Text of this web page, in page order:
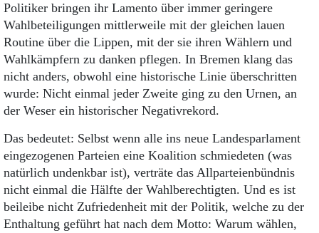
Start
Wer wir sind
Aktuelle Ausgabe
Abonnenten-Login
Abonnent werden
Abo Prämien
Archiv
Kontakt
Impressum
Datenschutz
Politiker bringen ihr Lamento über immer geringere
Wahlbeteiligungen mittlerweile mit der gleichen lauen
Routine über die Lippen, mit der sie ihren Wählern und
Wahlkämpfern zu danken pflegen. In Bremen klang das
nicht anders, obwohl eine historische Linie überschritten
wurde: Nicht einmal jeder Zweite ging zu den Urnen, an
der Weser ein historischer Negativrekord.
Das bedeutet: Selbst wenn alle ins neue Landesparlament
eingezogenen Parteien eine Koalition schmiedeten (was
natürlich undenkbar ist), verträte das Allparteienbündnis
nicht einmal die Hälfte der Wahlberechtigten. Und es ist
beileibe nicht Zufriedenheit mit der Politik, welche zu der
Enthaltung geführt hat nach dem Motto: Warum wählen,